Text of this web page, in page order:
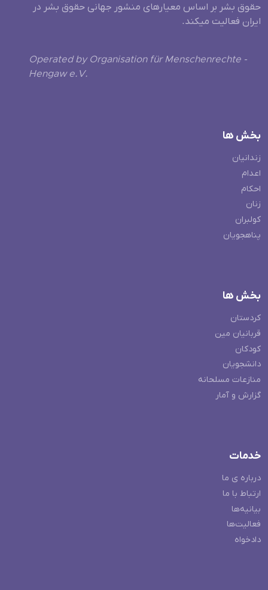
حقوق بشر بر اساس معیارهای منشور جهانی حقوق بشر در
ایران فعالیت میکند.
Operated by Organisation für Menschenrechte -
Hengaw e.V.
بخش ها
زندانیان
اعدام
احکام
زنان
کولبران
پناهجویان
بخش ها
کردستان
قربانیان مین
کودکان
دانشجویان
منازعات مسلحانه
گزارش و آمار
خدمات
درباره ی ما
ارتباط با ما
بیانیه‌ها
فعالیت‌ها
دادخواه